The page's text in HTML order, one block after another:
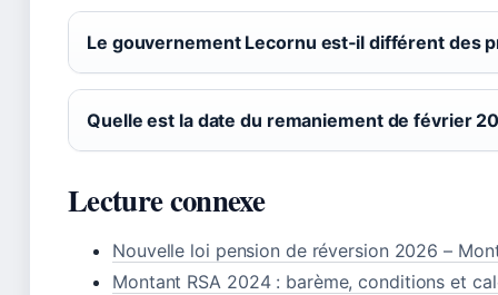
Le gouvernement Lecornu est‑il différent des
Quelle est la date du remaniement de février
Lecture connexe
Nouvelle loi pension de réversion 2026 –
Montant RSA 2024 : barème, conditions et